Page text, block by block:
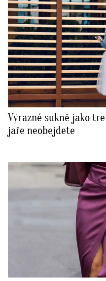
Výrazné sukně jako
jaře neobejdete